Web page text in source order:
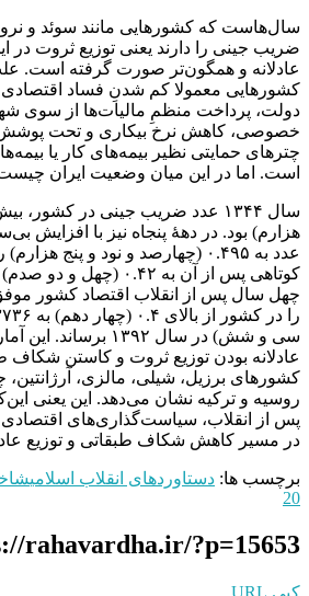
سال‌هاست که کشورهایی مانند سوئد و
ضریب جینی را دارند یعنی توزیع ثروت در
عادلانه و همگون‌تر صورت گرفته است.
کشورهایی معمولا کم شدنِ فساد
دولت، پرداخت منظمِ مالیات‌ها از سوی
خصوصی، کاهش نرخ بیکاری و تحت پوشش
چترهای حمایتی نظیر بیمه‌های کار یا
است. اما در این میان وضعیت ایران
سال ۱۳۴۴ عدد ضریب جینی در کشور،
هزارم) بود. در دهۀ پنجاه نیز با افزایش
عدد به ۰.۴۹۵ (چهارصد و نود و پنج
کوتاهی پس از آن به ۰.۴۲
چهل سال پس از انقلاب اقتصاد کشور
سی و شش) در سال ۱۳۹۲
عادلانه بودن توزیع ثروت و کاستن شکاف
کشورهای برزیل، شیلی، مالزی، آرژانتین،
روسیه و ترکیه نشان می‌دهد. این یعنی
پس از انقلاب، سیاست‌گذاری‌های
در مسیر کاهش شکاف طبقاتی و توزیع
برچسب ها: دستاوردهای انقلاب اسلامی
20
rahavardha.ir/?p=15653
کپی URL